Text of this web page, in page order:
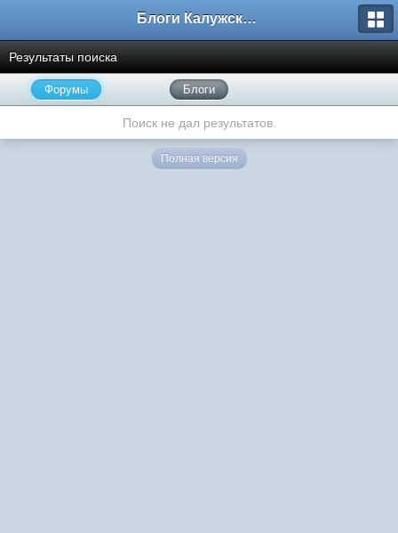
Блоги Калужского перекрестка
Результаты поиска
Форумы Блоги
Поиск не дал результатов.
Полная версия